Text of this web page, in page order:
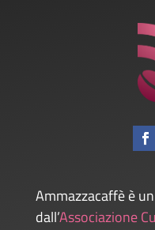
Ammazzacaffè è
dall’Associazione